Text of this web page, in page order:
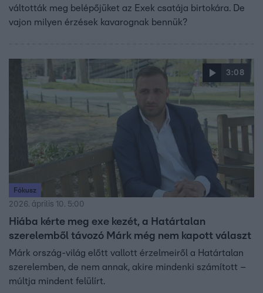
váltották meg belépőjüket az Exek csatája birtokára. De
vajon milyen érzések kavarognak bennük?
3:08
Fókusz
2026. április 10. 5:00
Hiába kérte meg exe kezét, a Határtalan
szerelemből távozó Márk még nem kapott választ
Márk ország-világ előtt vallott érzelmeiről a Határtalan
szerelemben, de nem annak, akire mindenki számított –
múltja mindent felülírt.